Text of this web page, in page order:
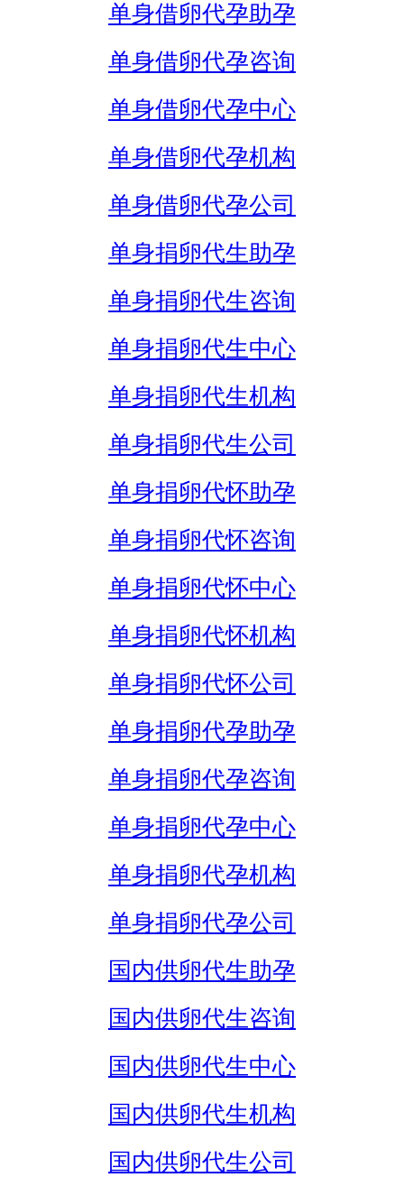
单身借卵代孕助孕
单身借卵代孕咨询
单身借卵代孕中心
单身借卵代孕机构
单身借卵代孕公司
单身捐卵代生助孕
单身捐卵代生咨询
单身捐卵代生中心
单身捐卵代生机构
单身捐卵代生公司
单身捐卵代怀助孕
单身捐卵代怀咨询
单身捐卵代怀中心
单身捐卵代怀机构
单身捐卵代怀公司
单身捐卵代孕助孕
单身捐卵代孕咨询
单身捐卵代孕中心
单身捐卵代孕机构
单身捐卵代孕公司
国内供卵代生助孕
国内供卵代生咨询
国内供卵代生中心
国内供卵代生机构
国内供卵代生公司